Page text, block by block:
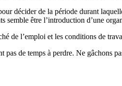
décider de la période durant
être l’introduction d’une
de l’emploi et les conditions de
de temps à perdre. Ne gâchons